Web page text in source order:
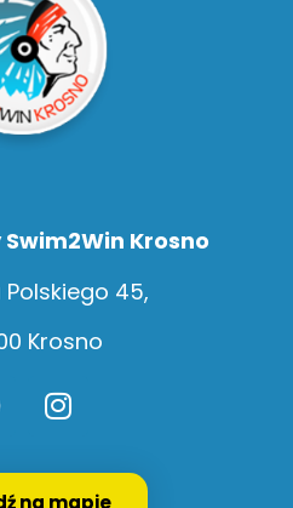
Krosno
Polskiego 45,
Krosno
na mapie